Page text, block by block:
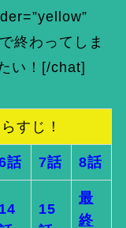
終わってしま
い！[/chat]
すじ！
話 7話 8話
14
15
最
終